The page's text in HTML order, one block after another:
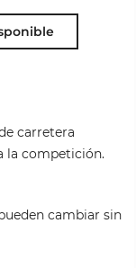
carretera
la competición.
cambiar sin